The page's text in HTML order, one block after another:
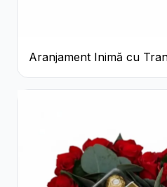
Aranjament Inimă cu
și Floarea Miresei